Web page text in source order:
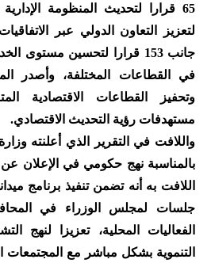
لتعزيز التعاون الدولي عبر
جانب 153 قرارا لتحسين مستوى
وتحفيز القطاعات الاقتصادية
مستهدفات رؤية التحديث الاقتصادي.
واللافت في التقرير الذي أعلنته
بالمناسبة نهج حكومي في الإعلان عن
اللافت به أنه تضمن تنفيذ برنامج
جلسات لمجلس الوزراء في
الفعاليات المحلية، تعزيزا لنهج
التنموية بشكل مباشر مع المجتمعات